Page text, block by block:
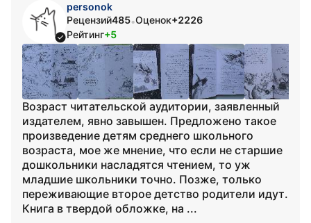
personok
Рецензий485•Оценок+2226
Рейтинг+5
Возраст читательской аудитории, заявленный
издателем, явно завышен. Предложено такое
произведение детям среднего школьного
возраста, мое же мнение, что если не старшие
дошкольники насладятся чтением, то уж
младшие школьники точно. Позже, только
переживающие второе детство родители идут.
Книга в твердой обложке, на ...